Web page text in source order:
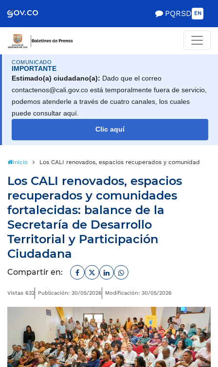
PQRSD EN
COMUNICADO
IMPORTANTE
Estimado(a) ciudadano(a): Dado que el correo
contactenos@cali.gov.co está temporalmente fuera de servicio,
podemos atenderle a través de cuatro canales, los cuales
puede consultar aquí.
Clic aquí
Inicio Los CALI renovados, espacios recuperados y comunidades
Los CALI renovados, espacios
recuperados y comunidades
fortalecidas: balance de la
Secretaría de Desarrollo
Territorial y Participación
Ciudadana
Compartir en: Facebook
TwitterLinkedinWhatsapp
Vistas 632 Publicación: 30/05/2026 Modificación: 30/05/2026